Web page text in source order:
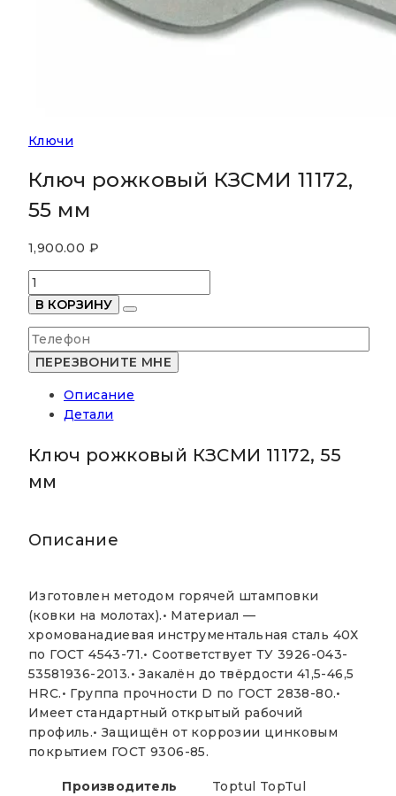
Ключи
Ключ рожковый КЗСМИ 11172,
55 мм
1,900.00 ₽
Количество
товара
Ключ
рожковый
КЗСМИ
11172,
В КОРЗИНУ
Описание
Детали
Ключ рожковый КЗСМИ 11172, 55
мм
Описание
Изготовлен методом горячей штамповки
(ковки на молотах).• Материал —
хромованадиевая инструментальная сталь 40Х
по ГОСТ 4543-71.• Соответствует ТУ 3926-043-
53581936-2013.• Закалён до твёрдости 41,5-46,5
HRC.• Группа прочности D по ГОСТ 2838-80.•
Имеет стандартный открытый рабочий
профиль.• Защищён от коррозии цинковым
покрытием ГОСТ 9306-85.
Производитель Toptul TopTul